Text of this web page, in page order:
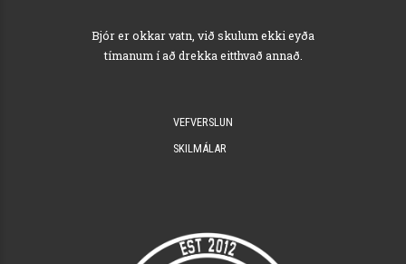
Bjór er okkar vatn, við skulum ekki eyða
tímanum í að drekka eitthvað annað.
VEFVERSLUN
SKILMÁLAR